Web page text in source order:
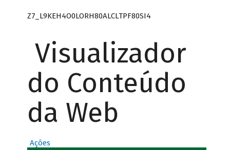
Z7_L9KEH4O0LORH80ALCLTPF80SI4
Visualizador
do Conteúdo
da Web
Ações